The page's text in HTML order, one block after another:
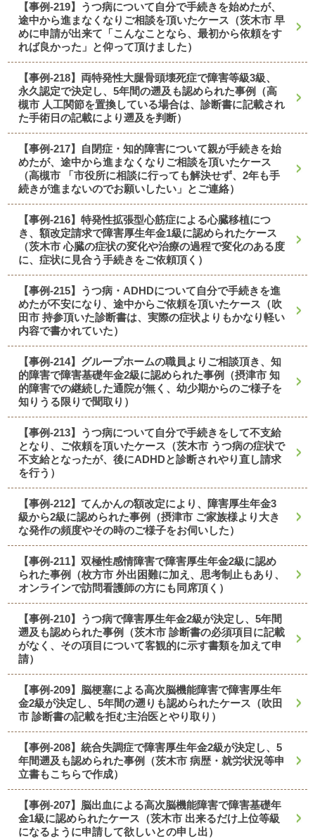
【事例-219】うつ病について自分で手続きを始めたが、
途中から進まなくなりご相談を頂いたケース（茨木市 早
めに申請が出来て「こんなことなら、最初から依頼をす
れば良かった」と仰って頂けました）
【事例-218】両特発性大腿骨頭壊死症で障害等級3級、
永久認定で決定し、5年間の遡及も認められた事例（高
槻市 人工関節を置換している場合は、診断書に記載され
た手術日の記載により遡及を判断）
【事例-217】自閉症・知的障害について親が手続きを始
めたが、途中から進まなくなりご相談を頂いたケース
（高槻市 「市役所に相談に行っても解決せず、2年も手
続きが進まないのでお願いしたい」とご連絡）
【事例-216】特発性拡張型心筋症による心臓移植につ
き、額改定請求で障害厚生年金1級に認められたケース
（茨木市 心臓の症状の変化や治療の過程で変化のある度
に、症状に見合う手続きをご依頼頂く）
【事例-215】うつ病・ADHDについて自分で手続きを進
めたが不安になり、途中からご依頼を頂いたケース（吹
田市 持参頂いた診断書は、実際の症状よりもかなり軽い
内容で書かれていた）
【事例-214】グループホームの職員よりご相談頂き、知
的障害で障害基礎年金2級に認められた事例（摂津市 知
的障害での継続した通院が無く、幼少期からのご様子を
知りうる限りで聞取り）
【事例-213】うつ病について自分で手続きをして不支給
となり、ご依頼を頂いたケース（茨木市 うつ病の症状で
不支給となったが、後にADHDと診断されやり直し請求
を行う）
【事例-212】てんかんの額改定により、障害厚生年金3
級から2級に認められた事例（摂津市 ご家族様より大き
な発作の頻度やその時のご様子をお伺いした）
【事例-211】双極性感情障害で障害厚生年金2級に認め
られた事例（枚方市 外出困難に加え、思考制止もあり、
オンラインで訪問看護師の方にも同席頂く）
【事例-210】うつ病で障害厚生年金2級が決定し、5年間
遡及も認められた事例（茨木市 診断書の必須項目に記載
がなく、その項目について客観的に示す書類を加えて申
請）
【事例-209】脳梗塞による高次脳機能障害で障害厚生年
金2級が決定し、5年間の遡りも認められたケース（吹田
市 診断書の記載を拒む主治医とやり取り）
【事例-208】統合失調症で障害厚生年金2級が決定し、5
年間遡及も認められた事例（茨木市 病歴・就労状況等申
立書もこちらで作成）
【事例-207】脳出血による高次脳機能障害で障害基礎年
金1級に認められたケース（茨木市 出来るだけ上位等級
になるように申請して欲しいとの申し出）